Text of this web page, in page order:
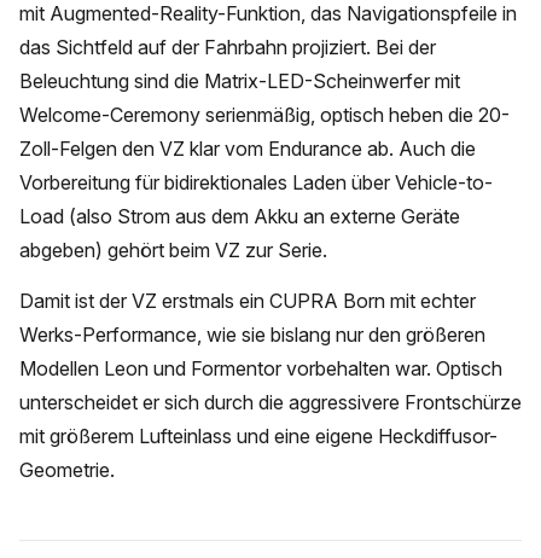
mit Augmented-Reality-Funktion, das Navigationspfeile in
das Sichtfeld auf der Fahrbahn projiziert. Bei der
Beleuchtung sind die Matrix-LED-Scheinwerfer mit
Welcome-Ceremony serienmäßig, optisch heben die 20-
Zoll-Felgen den VZ klar vom Endurance ab. Auch die
Vorbereitung für bidirektionales Laden über Vehicle-to-
Load (also Strom aus dem Akku an externe Geräte
abgeben) gehört beim VZ zur Serie.
Damit ist der VZ erstmals ein CUPRA Born mit echter
Werks-Performance, wie sie bislang nur den größeren
Modellen Leon und Formentor vorbehalten war. Optisch
unterscheidet er sich durch die aggressivere Frontschürze
mit größerem Lufteinlass und eine eigene Heckdiffusor-
Geometrie.